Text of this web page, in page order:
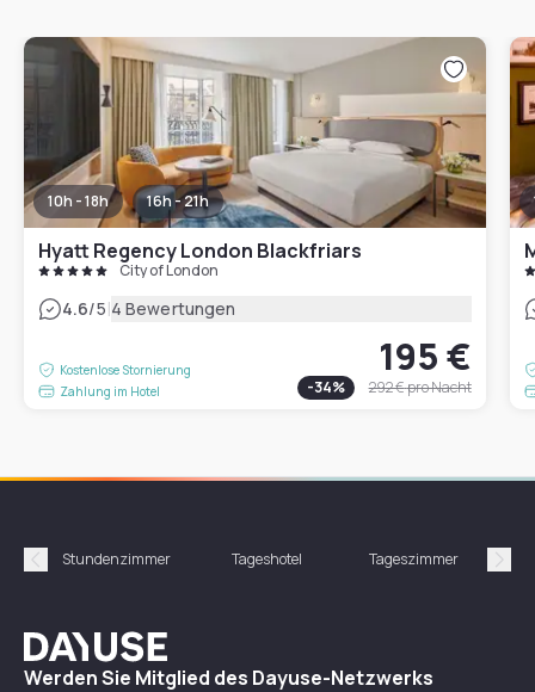
10h - 18h 16h - 21h
Hyatt Regency London Blackfriars
City of London
4.6/5|4 Bewertungen
Kostenlose Stornierung
Zahlung im Hotel
195 €
-34% 292 €pro Nacht
Précédent
Stundenzimmer Tageshotel Tageszimmer
Dayuse
Werden Sie Mitglied des Dayuse-Netzwerks